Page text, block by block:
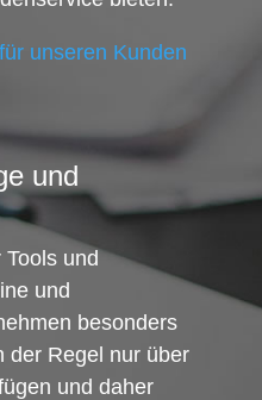
unseren Kunden
und
und
und
besonders
der Regel nur über
und daher